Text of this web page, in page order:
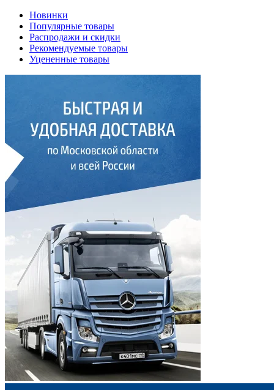
Новинки
Популярные товары
Распродажи и скидки
Рекомендуемые товары
Уцененные товары